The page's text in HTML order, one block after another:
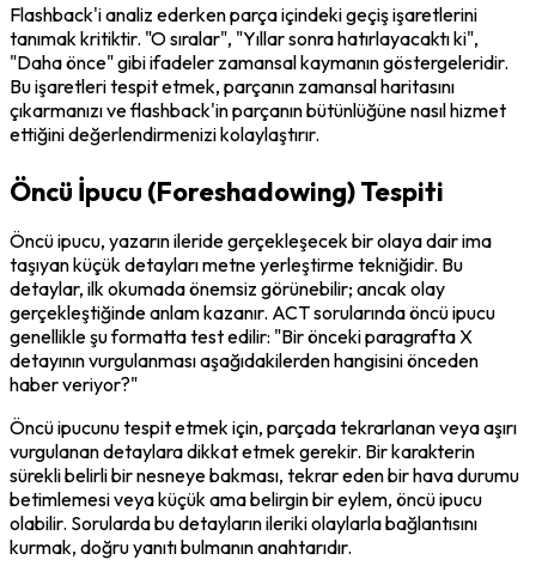
Flashback'i analiz ederken parça içindeki geçiş işaretlerini
tanımak kritiktir. "O sıralar", "Yıllar sonra hatırlayacaktı ki",
"Daha önce" gibi ifadeler zamansal kaymanın göstergeleridir.
Bu işaretleri tespit etmek, parçanın zamansal haritasını
çıkarmanızı ve flashback'in parçanın bütünlüğüne nasıl hizmet
ettiğini değerlendirmenizi kolaylaştırır.
Öncü İpucu (Foreshadowing) Tespiti
Öncü ipucu, yazarın ileride gerçekleşecek bir olaya dair ima
taşıyan küçük detayları metne yerleştirme tekniğidir. Bu
detaylar, ilk okumada önemsiz görünebilir; ancak olay
gerçekleştiğinde anlam kazanır. ACT sorularında öncü ipucu
genellikle şu formatta test edilir: "Bir önceki paragrafta X
detayının vurgulanması aşağıdakilerden hangisini önceden
haber veriyor?"
Öncü ipucunu tespit etmek için, parçada tekrarlanan veya aşırı
vurgulanan detaylara dikkat etmek gerekir. Bir karakterin
sürekli belirli bir nesneye bakması, tekrar eden bir hava durumu
betimlemesi veya küçük ama belirgin bir eylem, öncü ipucu
olabilir. Sorularda bu detayların ileriki olaylarla bağlantısını
kurmak, doğru yanıtı bulmanın anahtarıdır.